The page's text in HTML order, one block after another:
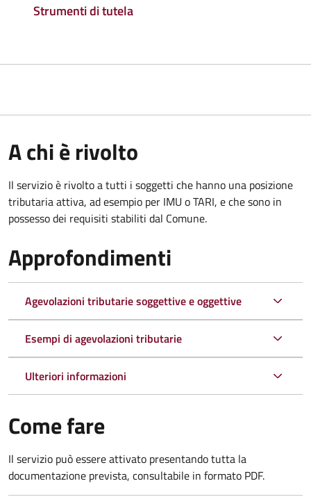
Strumenti di tutela
A chi è rivolto
Il servizio è rivolto a tutti i soggetti che hanno una posizione
tributaria attiva, ad esempio per IMU o TARI, e che sono in
possesso dei requisiti stabiliti dal Comune.
Approfondimenti
Agevolazioni tributarie soggettive e oggettive
Esempi di agevolazioni tributarie
Ulteriori informazioni
Come fare
Il servizio può essere attivato presentando tutta la
documentazione prevista, consultabile in formato PDF.